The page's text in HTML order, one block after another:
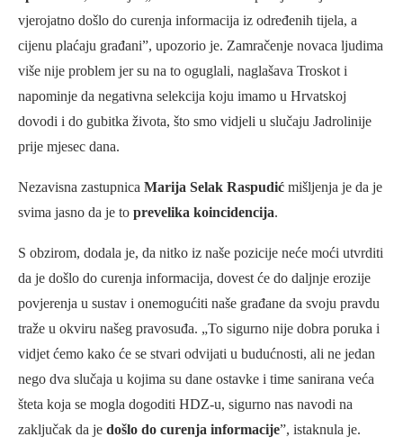
vjerojatno došlo do curenja informacija iz određenih tijela, a
cijenu plaćaju građani”, upozorio je. Zamračenje novaca ljudima
više nije problem jer su na to oguglali, naglašava Troskot i
napominje da negativna selekcija koju imamo u Hrvatskoj
dovodi i do gubitka života, što smo vidjeli u slučaju Jadrolinije
prije mjesec dana.
Nezavisna zastupnica Marija Selak Raspudić mišljenja je da je
svima jasno da je to prevelika koincidencija.
S obzirom, dodala je, da nitko iz naše pozicije neće moći utvrditi
da je došlo do curenja informacija, dovest će do daljnje erozije
povjerenja u sustav i onemogućiti naše građane da svoju pravdu
traže u okviru našeg pravosuđa. „To sigurno nije dobra poruka i
vidjet ćemo kako će se stvari odvijati u budućnosti, ali ne jedan
nego dva slučaja u kojima su dane ostavke i time sanirana veća
šteta koja se mogla dogoditi HDZ-u, sigurno nas navodi na
zaključak da je došlo do curenja informacije”, istaknula je.